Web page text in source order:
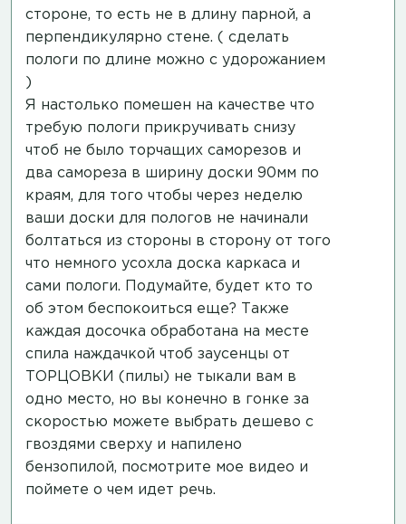
стороне, то есть не в длину парной, а
перпендикулярно стене. ( сделать
пологи по длине можно с удорожанием
)
Я настолько помешен на качестве что
требую пологи прикручивать снизу
чтоб не было торчащих саморезов и
два самореза в ширину доски 90мм по
краям, для того чтобы через неделю
ваши доски для пологов не начинали
болтаться из стороны в сторону от того
что немного усохла доска каркаса и
сами пологи. Подумайте, будет кто то
об этом беспокоиться еще? Также
каждая досочка обработана на месте
спила наждачкой чтоб заусенцы от
ТОРЦОВКИ (пилы) не тыкали вам в
одно место, но вы конечно в гонке за
скоростью можете выбрать дешево с
гвоздями сверху и напилено
бензопилой, посмотрите мое видео и
поймете о чем идет речь.